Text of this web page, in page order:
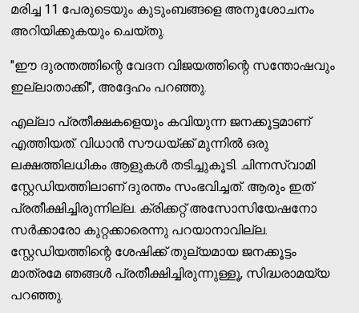
മരിച്ച 11 പേരുടെയും കുടുംബങ്ങളെ അനുശോചനം
അറിയിക്കുകയും ചെയ്തു.
"ഈ ദുരന്തത്തിന്റെ വേദന വിജയത്തിന്റെ സന്തോഷവും
ഇല്ലാതാക്കി", അദ്ദേഹം പറഞ്ഞു.
എല്ലാ പ്രതീക്ഷകളെയും കവിയുന്ന ജനക്കൂട്ടമാണ്
എത്തിയത്. വിധാൻ സൗധയ്ക്ക് മുന്നിൽ ഒരു
ലക്ഷത്തിലധികം ആളുകൾ തടിച്ചുകൂടി. ചിന്നസ്വാമി
സ്റ്റേഡിയത്തിലാണ് ദുരന്തം സംഭവിച്ചത്. ആരും ഇത്
പ്രതീക്ഷിച്ചിരുന്നില്ല. ക്രിക്കറ്റ് അസോസിയേഷനോ
സർക്കാരോ കുറ്റക്കാരെന്നു പറയാനാവില്ല.
സ്റ്റേഡിയത്തിന്റെ ശേഷിക്ക് തുല്യമായ ജനക്കൂട്ടം
മാത്രമേ ഞങ്ങൾ പ്രതീക്ഷിച്ചിരുന്നുള്ളൂ, സിദ്ധരാമയ്യ
പറഞ്ഞു.